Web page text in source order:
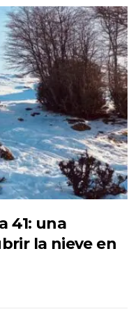
41: una
la nieve en